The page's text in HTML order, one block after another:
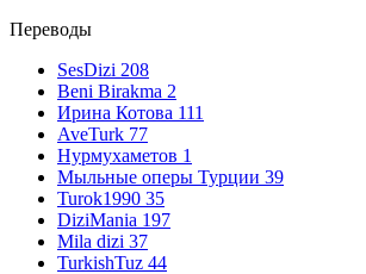
Переводы
SesDizi 208
Beni Birakma 2
Ирина Котова 111
AveTurk 77
Нурмухаметов 1
Мыльные оперы Турции 39
Turok1990 35
DiziMania 197
Mila dizi 37
TurkishTuz 44